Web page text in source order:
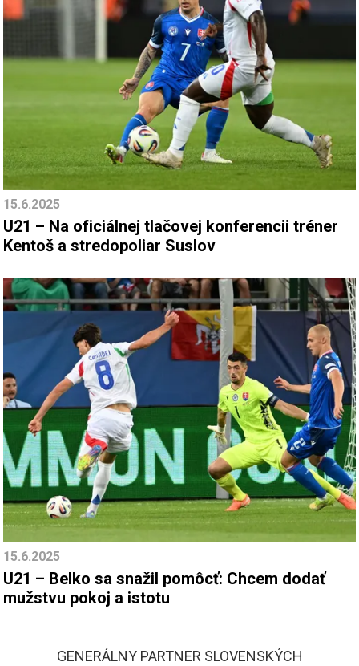
15.6.2025
U21 – Na oficiálnej tlačovej konferencii tréner
Kentoš a stredopoliar Suslov
15.6.2025
U21 – Belko sa snažil pomôcť: Chcem dodať
mužstvu pokoj a istotu
GENERÁLNY PARTNER SLOVENSKÝCH